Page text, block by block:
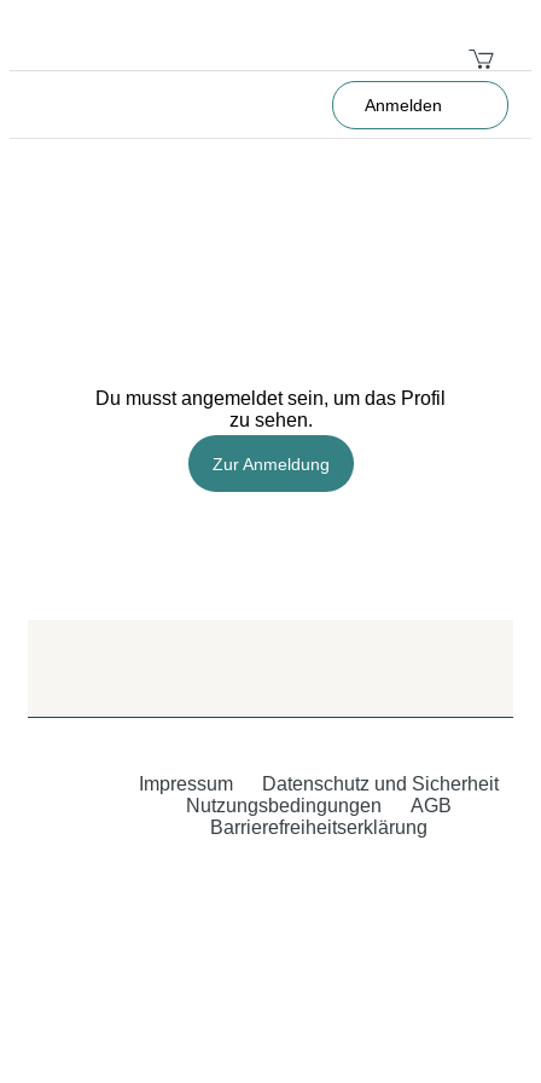
Anmelden
Du musst angemeldet sein, um das Profil
zu sehen.
Zur Anmeldung
Impressum
Datenschutz und Sicherheit
Nutzungsbedingungen
AGB
Barrierefreiheitserklärung